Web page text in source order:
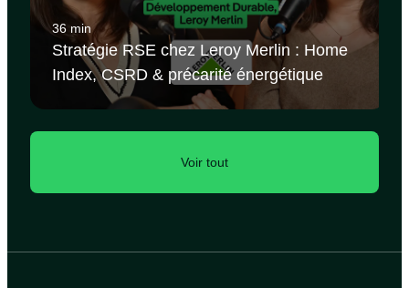
36 min
Stratégie RSE chez Leroy Merlin : Home
Index, CSRD & précarité énergétique
Voir tout